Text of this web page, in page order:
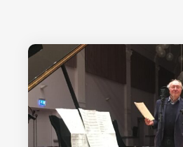
Cantus Choralis koor
tracks 7, 8, 10, 23
Marieke van Dijk - leadzang
harmonyzang op track 14
Artur Jaschke - drums en
2-5, 8, 11, 13-15, 17-22, 24